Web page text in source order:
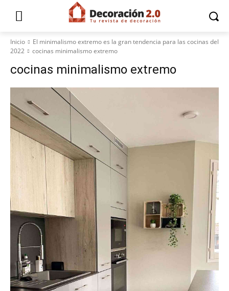
Inicio
El minimalismo extremo es la gran tendencia para las cocinas del
2022
cocinas minimalismo extremo
cocinas minimalismo extremo